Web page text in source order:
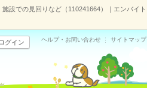
設での見回りなど（110241664）｜エンバイト
ログイン ヘルプ・お問い合わせ サイトマップ